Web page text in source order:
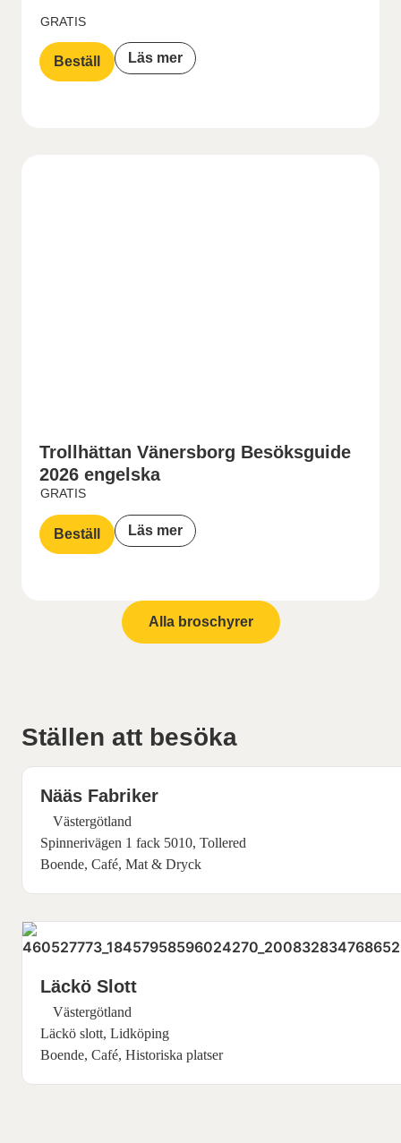
GRATIS
Beställ Läs mer
Trollhättan Vänersborg Besöksguide
2026 engelska
GRATIS
Beställ Läs mer
Alla broschyrer
Ställen att besöka
Nääs Fabriker
Västergötland
Spinnerivägen 1 fack 5010, Tollered
Boende, Café, Mat & Dryck
Läckö Slott
Västergötland
Läckö slott, Lidköping
Boende, Café, Historiska platser